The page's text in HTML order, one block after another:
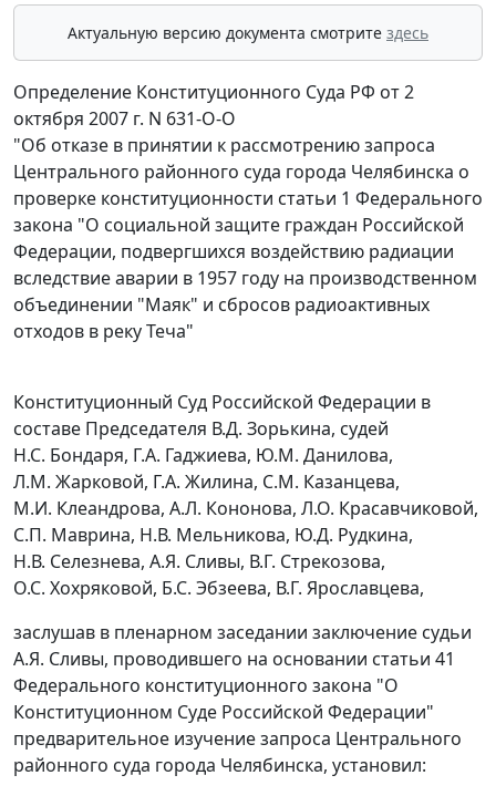
Актуальную версию документа смотрите здесь
Определение Конституционного Суда РФ от 2
октября 2007 г. N 631-О-О
"Об отказе в принятии к рассмотрению запроса
Центрального районного суда города Челябинска о
проверке конституционности статьи 1 Федерального
закона "О социальной защите граждан Российской
Федерации, подвергшихся воздействию радиации
вследствие аварии в 1957 году на производственном
объединении "Маяк" и сбросов радиоактивных
отходов в реку Теча"
Конституционный Суд Российской Федерации в
составе Председателя В.Д. Зорькина, судей
Н.С. Бондаря, Г.А. Гаджиева, Ю.М. Данилова,
Л.М. Жарковой, Г.А. Жилина, С.М. Казанцева,
М.И. Клеандрова, А.Л. Кононова, Л.О. Красавчиковой,
С.П. Маврина, Н.В. Мельникова, Ю.Д. Рудкина,
Н.В. Селезнева, А.Я. Сливы, В.Г. Стрекозова,
О.С. Хохряковой, Б.С. Эбзеева, В.Г. Ярославцева,
заслушав в пленарном заседании заключение судьи
А.Я. Сливы, проводившего на основании статьи 41
Федерального конституционного закона "О
Конституционном Суде Российской Федерации"
предварительное изучение запроса Центрального
районного суда города Челябинска, установил: